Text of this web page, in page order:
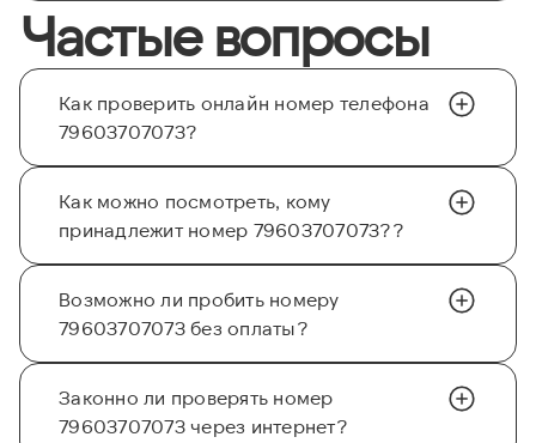
Частые вопросы
Как проверить онлайн номер телефона
79603707073?
Как можно посмотреть, кому
принадлежит номер 79603707073??
Возможно ли пробить номеру
79603707073 без оплаты?
Законно ли проверять номер
79603707073 через интернет?